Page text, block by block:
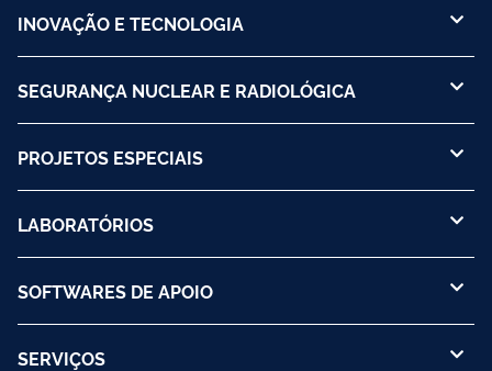
INOVAÇÃO E TECNOLOGIA
SEGURANÇA NUCLEAR E RADIOLÓGICA
PROJETOS ESPECIAIS
LABORATÓRIOS
SOFTWARES DE APOIO
SERVIÇOS